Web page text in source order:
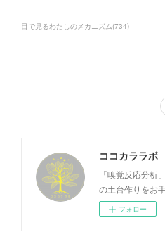
目で見るわたしのメカニズム(734)
ココカララボ
「嗅覚反応分析
の土台作りをお
フォロー